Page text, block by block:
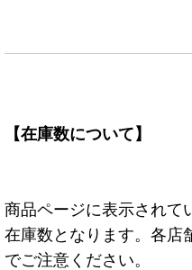
【在庫数について】
商品ページに表示されて
在庫数となります。各店
でご注意ください。